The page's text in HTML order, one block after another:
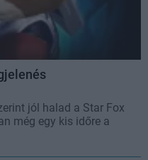
jól halad a Star Fox
még egy kis időre a